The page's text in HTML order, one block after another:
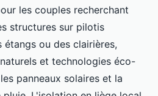
les couples recherchant
structures sur pilotis
ou des clairières,
et technologies éco-
panneaux solaires et la